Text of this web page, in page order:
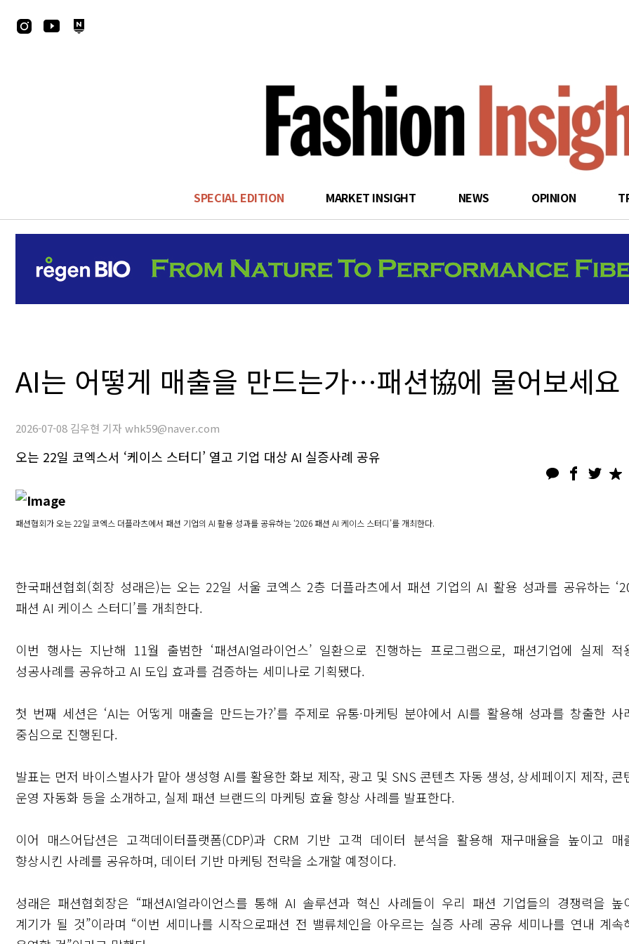
search
SPECIAL EDITION MARKET INSIGHT NEWS OPINION
AI는 어떻게 매출을 만드는가…패션協에 물어보세요
2026-07-08 김우현 기자 whk59@naver.com
오는 22일 코엑스서 ‘케이스 스터디’ 열고 기업 대상 AI 실증사례 공유
패션협회가 오는 22일 코엑스 더플라츠에서 패션 기업의 AI 활용 성과를 공유하는 ‘2026 패션 AI 케이스 스터디’를 개최한다.
한국패션협회(회장 성래은)는 오는 22일 서울 코엑스 2층 더플라츠에서 패션 기업의 AI 활용 성과를 공유하는
패션 AI 케이스 스터디’를 개최한다.
이번 행사는 지난해 11월 출범한 ‘패션AI얼라이언스’ 일환으로 진행하는 프로그램으로, 패션기업에 실제 적
성공사례를 공유하고 AI 도입 효과를 검증하는 세미나로 기획됐다.
첫 번째 세션은 ‘AI는 어떻게 매출을 만드는가?’를 주제로 유통·마케팅 분야에서 AI를 활용해 성과를 창출한 사
중심으로 진행된다.
발표는 먼저 바이스벌사가 맡아 생성형 AI를 활용한 화보 제작, 광고 및 SNS 콘텐츠 자동 생성, 상세페이지 제작, 콘
운영 자동화 등을 소개하고, 실제 패션 브랜드의 마케팅 효율 향상 사례를 발표한다.
이어 매스어답션은 고객데이터플랫폼(CDP)과 CRM 기반 고객 데이터 분석을 활용해 재구매율을 높이고 매
향상시킨 사례를 공유하며, 데이터 기반 마케팅 전략을 소개할 예정이다.
성래은 패션협회장은 “패션AI얼라이언스를 통해 AI 솔루션과 혁신 사례들이 우리 패션 기업들의 경쟁력을 높
계기가 될 것”이라며 “이번 세미나를 시작으로패션 전 밸류체인을 아우르는 실증 사례 공유 세미나를 연내 계속